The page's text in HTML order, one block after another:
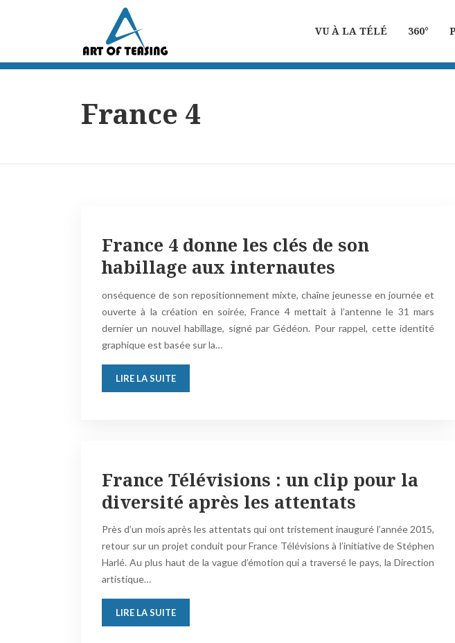
VU À LA TÉLÉ 360°
France 4
France 4 donne les clés de son
habillage aux internautes
onséquence de son repositionnement mixte, chaîne jeunesse en journée et
ouverte à la création en soirée, France 4 mettait à l’antenne le 31 mars
dernier un nouvel habillage, signé par Gédéon. Pour rappel, cette identité
graphique est basée sur la…
LIRE LA SUITE
France Télévisions : un clip pour la
diversité après les attentats
Près d’un mois après les attentats qui ont tristement inauguré l’année 2015,
retour sur un projet conduit pour France Télévisions à l’initiative de Stéphen
Harlé. Au plus haut de la vague d’émotion qui a traversé le pays, la Direction
artistique…
LIRE LA SUITE